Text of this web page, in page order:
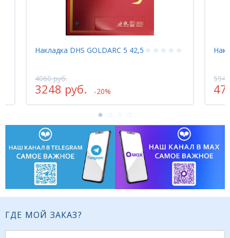
Накладка DHS GOLDARC 5 42,5
4060 руб.
3248 руб. -20%
ГДЕ МОЙ ЗАКАЗ?